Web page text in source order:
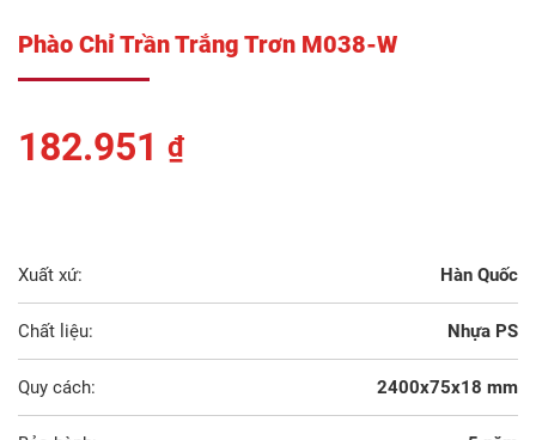
Phào Chỉ Trần Trắng Trơn M038-W
182.951 ₫
Xuất xứ: Hàn Quốc
Chất liệu: Nhựa PS
Quy cách: 2400x75x18 mm